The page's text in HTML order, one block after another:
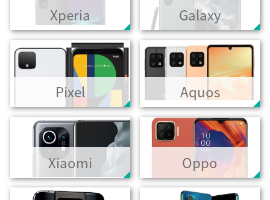
Xperia Galaxy
Pixel Aquos
Xiaomi Oppo